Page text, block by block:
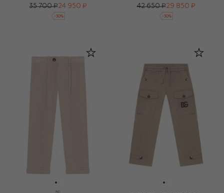
35 700 ₽24 950 ₽
-30%
42 650 ₽29 850 ₽
-30%